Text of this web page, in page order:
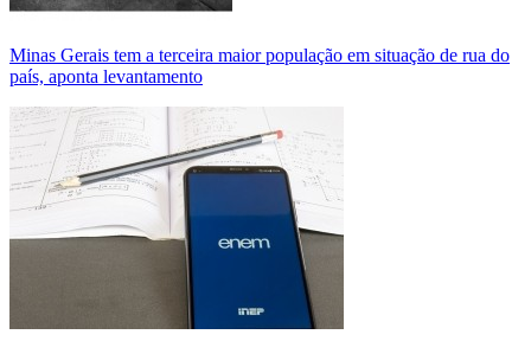
Minas Gerais tem a terceira maior população em situação de rua do
país, aponta levantamento